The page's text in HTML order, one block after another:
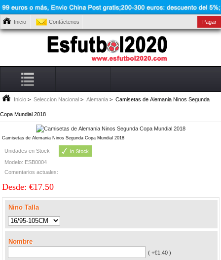
Inicio Contáctenos Pagar
Inicio > Seleccion Nacional > Alemania > Camisetas de Alemania Ninos Segunda
Copa Mundial 2018
Camisetas de Alemania Ninos Segunda Copa Mundial 2018
Unidades en Stock
Modelo: ESB0004
Comentarios actuales:
Desde: €17.50
Nino Talla
Nombre
( +€1.40 )